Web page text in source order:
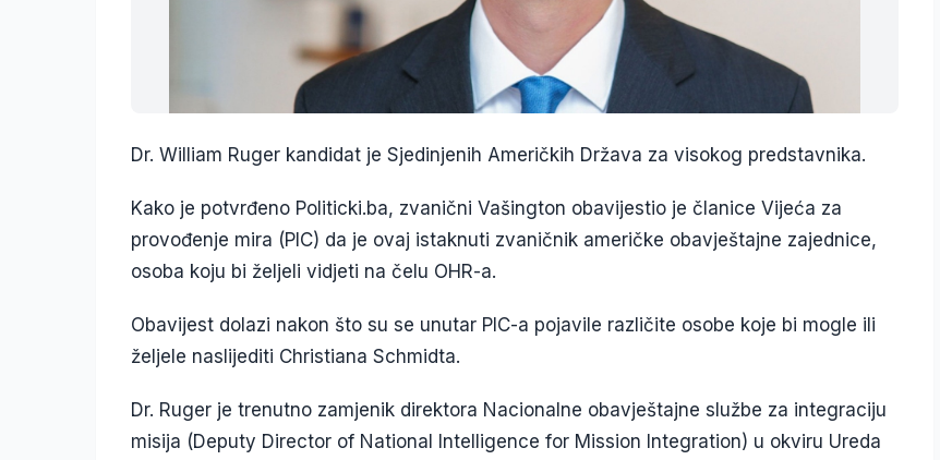
Dr. William Ruger kandidat je Sjedinjenih Američkih Država za visokog predstavnika.
Kako je potvrđeno Politicki.ba, zvanični Vašington obavijestio je članice Vijeća za
provođenje mira (PIC) da je ovaj istaknuti zvaničnik američke obavještajne zajednice,
osoba koju bi željeli vidjeti na čelu OHR-a.
Obavijest dolazi nakon što su se unutar PIC-a pojavile različite osobe koje bi mogle ili
željele naslijediti Christiana Schmidta.
Dr. Ruger je trenutno zamjenik direktora Nacionalne obavještajne službe za integraciju
misija (Deputy Director of National Intelligence for Mission Integration) u okviru Ureda